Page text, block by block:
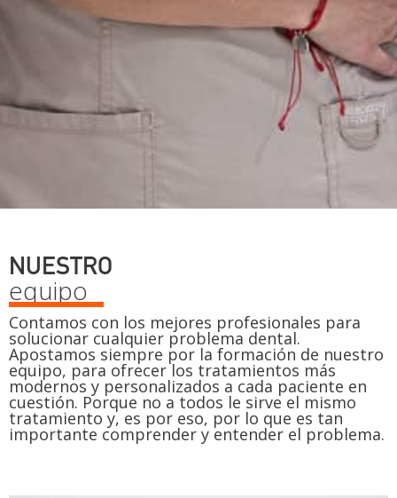
NUESTRO
equipo
Contamos con los mejores profesionales para
solucionar cualquier problema dental.
Apostamos siempre por la formación de nuestro
equipo, para ofrecer los tratamientos más
modernos y personalizados a cada paciente en
cuestión. Porque no a todos le sirve el mismo
tratamiento y, es por eso, por lo que es tan
importante comprender y entender el problema.